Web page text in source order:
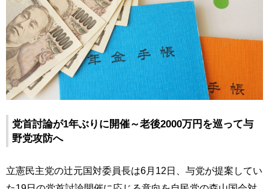
党首討論が1年ぶりに開催～老後2000万円を巡って与
野党攻防へ
立憲民主党の辻元国対委員長は6月12日、与党が提案してい